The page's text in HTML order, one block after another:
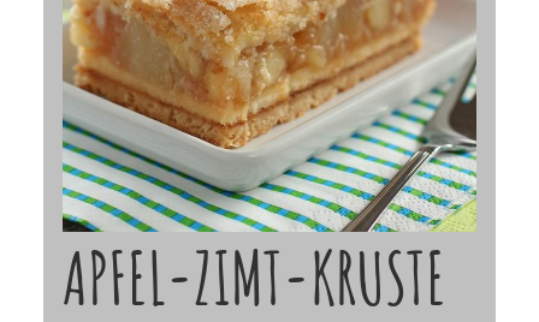
APFEL-ZIMT-KRUSTE